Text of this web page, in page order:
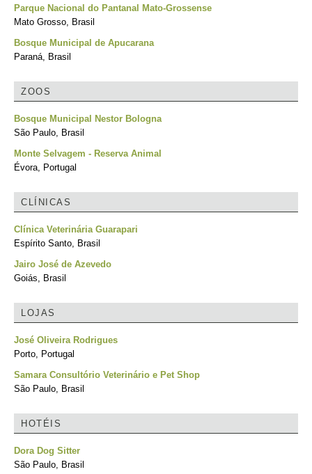
Parque Nacional do Pantanal Mato-Grossense
Mato Grosso, Brasil
Bosque Municipal de Apucarana
Paraná, Brasil
ZOOS
Bosque Municipal Nestor Bologna
São Paulo, Brasil
Monte Selvagem - Reserva Animal
Évora, Portugal
CLÍNICAS
Clínica Veterinária Guarapari
Espírito Santo, Brasil
Jairo José de Azevedo
Goiás, Brasil
LOJAS
José Oliveira Rodrigues
Porto, Portugal
Samara Consultório Veterinário e Pet Shop
São Paulo, Brasil
HOTÉIS
Dora Dog Sitter
São Paulo, Brasil